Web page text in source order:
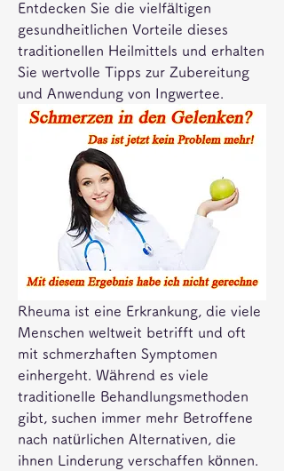
Entdecken Sie die vielfältigen
gesundheitlichen Vorteile dieses
traditionellen Heilmittels und erhalten
Sie wertvolle Tipps zur Zubereitung
und Anwendung von Ingwertee.
Rheuma ist eine Erkrankung, die viele
Menschen weltweit betrifft und oft
mit schmerzhaften Symptomen
einhergeht. Während es viele
traditionelle Behandlungsmethoden
gibt, suchen immer mehr Betroffene
nach natürlichen Alternativen, die
ihnen Linderung verschaffen können.